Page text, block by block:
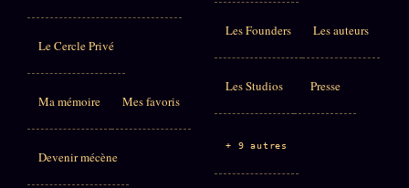
Le Cercle Privé
Ma mémoire Mes favoris
Devenir mécène
Les Founders Les auteurs
Les Studios Presse
+ 9 autres